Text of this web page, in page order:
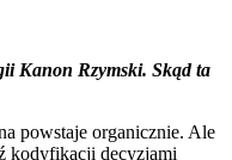
Kanon Rzymski. Skąd ta
powstaje organicznie. Ale
kodyfikacji decyzjami